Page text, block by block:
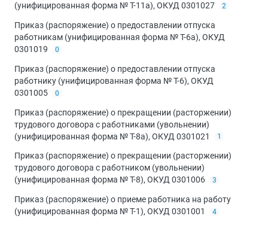
(унифицированная форма № Т-11а), ОКУД 0301027
2
Приказ (распоряжение) о предоставлении отпуска
работникам (унифицированная форма № Т-6а), ОКУД
0301019
0
Приказ (распоряжение) о предоставлении отпуска
работнику (унифицированная форма № Т-6), ОКУД
0301005
0
Приказ (распоряжение) о прекращении (расторжении)
трудового договора с работниками (увольнении)
(унифицированная форма № Т-8а), ОКУД 0301021
1
Приказ (распоряжение) о прекращении (расторжении)
трудового договора с работником (увольнении)
(унифицированная форма № Т-8), ОКУД 0301006
3
Приказ (распоряжение) о приеме работника на работу
(унифицированная форма № Т-1), ОКУД 0301001
4